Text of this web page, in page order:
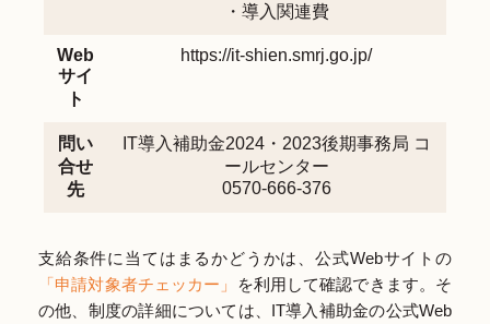
・導入関連費
Web
サイ
ト
https://it-shien.smrj.go.jp/
問い
合せ
先
IT導入補助金2024・2023後期事務局 コ
ールセンター
0570-666-376
支給条件に当てはまるかどうかは、公式Webサイトの
「申請対象者チェッカー」
を利用して確認できます。そ
の他、制度の詳細については、IT導入補助金の公式Web